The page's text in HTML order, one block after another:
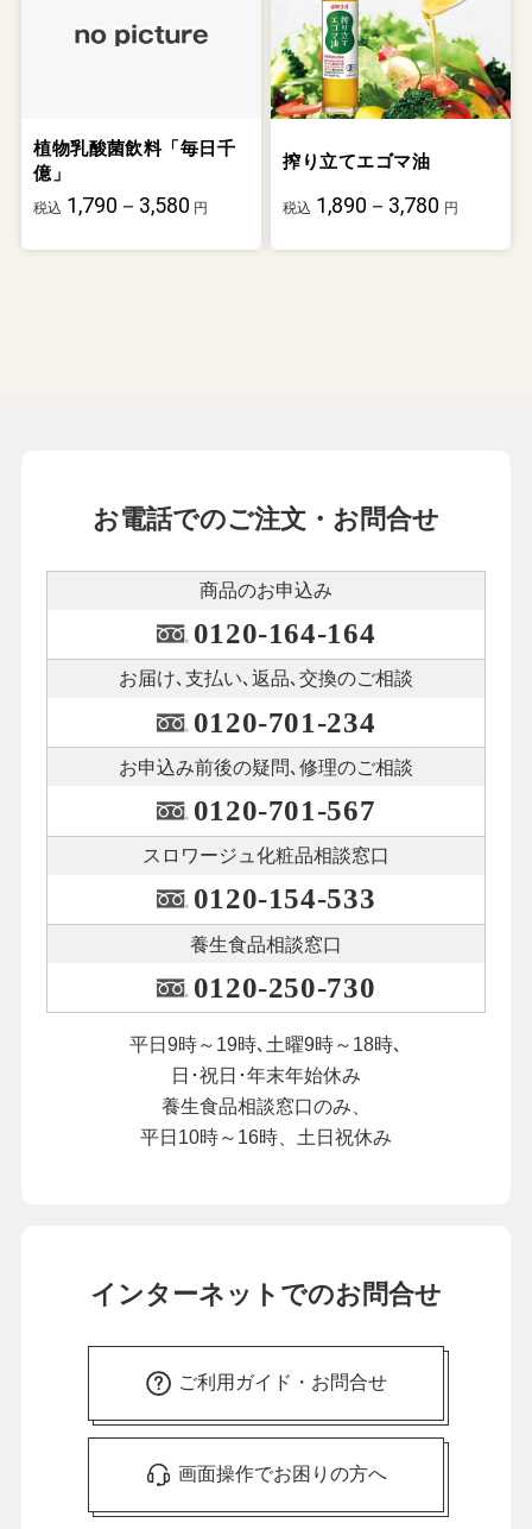
植物乳酸菌飲料「毎日千
億」
税込 1,790－3,580 円
搾り立てエゴマ油
税込 1,890－3,780 円
お電話でのご注文・お問合せ
商品のお申込み
0120-164-164
お届け､支払い､ 返品､交換のご相談
0120-701-234
お申込み前後の疑問､修理のご相談
0120-701-567
スロワージュ化粧品相談窓口
0120-154-533
養生食品相談窓口
0120-250-730
平日9時～19時､土曜9時～18時､
日･祝日･年末年始休み
養生食品相談窓口のみ、
平日10時～16時、土日祝休み
インターネットでのお問合せ
ご利用ガイド・お問合せ
画面操作でお困りの方へ